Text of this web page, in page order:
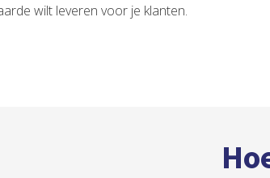
wilt leveren voor je klanten.